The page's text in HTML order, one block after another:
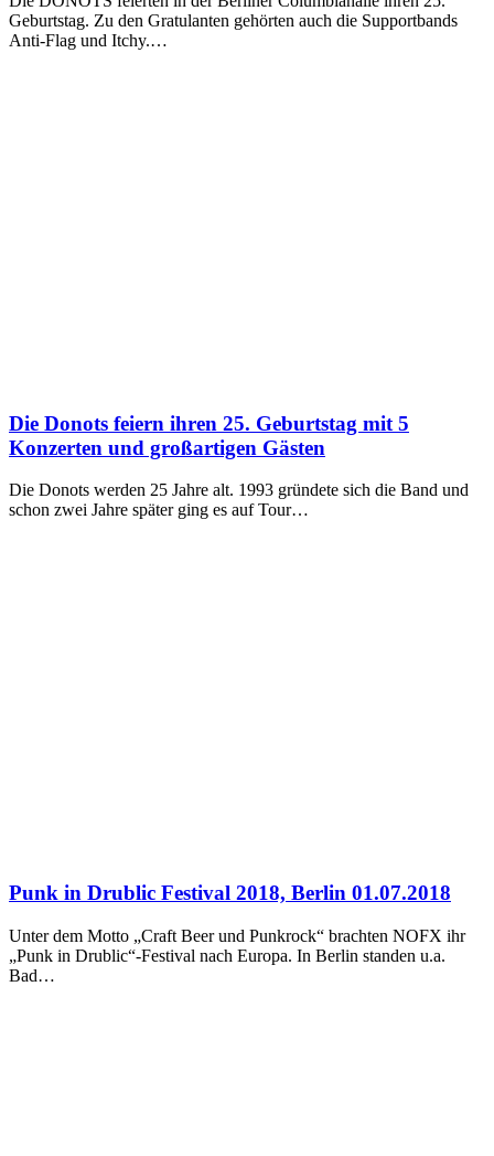
Geburtstag. Zu den Gratulanten gehörten auch die Supportbands
Anti-Flag und Itchy.…
Die Donots feiern ihren 25. Geburtstag mit 5
Konzerten und großartigen Gästen
Die Donots werden 25 Jahre alt. 1993 gründete sich die Band und
schon zwei Jahre später ging es auf Tour…
Punk in Drublic Festival 2018, Berlin 01.07.2018
Unter dem Motto „Craft Beer und Punkrock“ brachten NOFX ihr
„Punk in Drublic“-Festival nach Europa. In Berlin standen u.a.
Bad…